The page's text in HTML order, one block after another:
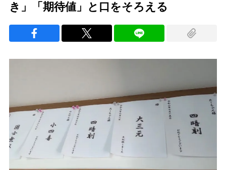
き」「期待値」と口をそろえる